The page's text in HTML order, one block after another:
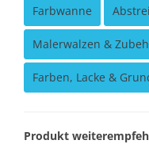
Farbwanne
Malerwalzen &
Farben, Lacke &
Produkt